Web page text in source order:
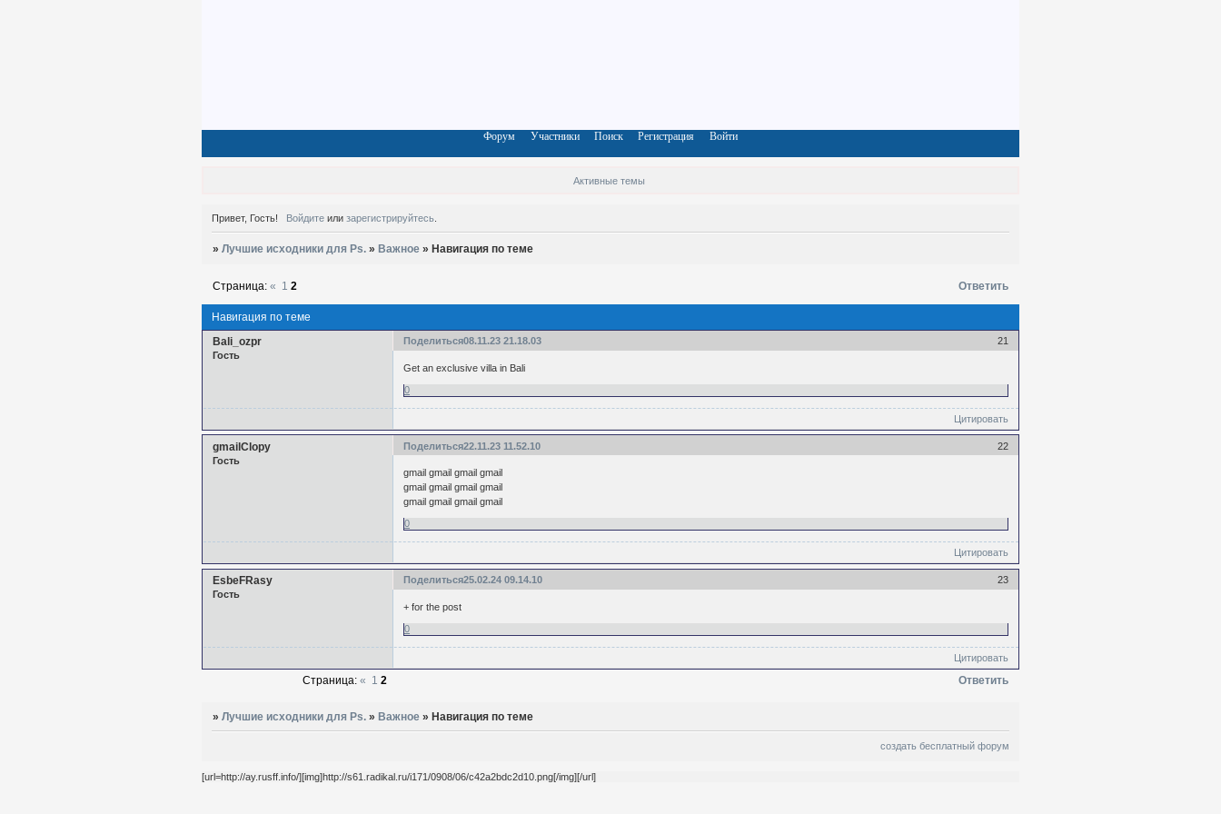
Форум Участники Поиск Регистрация Войти
Активные темы
Привет, Гость! Войдитеили зарегистрируйтесь.
»Лучшие исходники для Ps. » Важное » Навигация по теме
Навигация по теме
Страница:« 1 2 Ответить
Поделиться 21
08.11.23 21.18.03
Bali_ozpr
Гость
Get an exclusive villa in Bali
0
Цитировать
Поделиться 22
22.11.23 11.52.10
gmailClopy
Гость
gmail gmail gmail gmail
gmail gmail gmail gmail
gmail gmail gmail gmail
0
Цитировать
Поделиться 23
25.02.24 09.14.10
EsbeFRasy
Гость
+ for the post
0
Цитировать
Ответить
Страница: « 1 2
»Лучшие исходники для Ps. » Важное » Навигация по теме
создать бесплатный форум
[url=http://ay.rusff.info/][img]http://s61.radikal.ru/i171/0908/06/c42a2bdc2d10.png[/img][/url]